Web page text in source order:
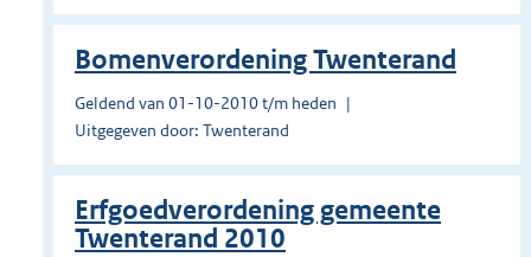
Bomenverordening Twenterand
Geldend van 01-10-2010 t/m heden
Uitgegeven door: Twenterand
Erfgoedverordening gemeente
Twenterand 2010